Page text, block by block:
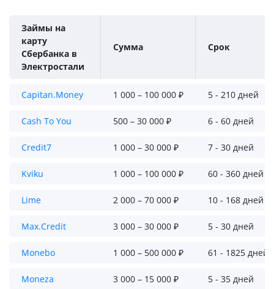
Займы на
карту
Сбербанка в
Электростали
Сумма Срок
Capitan.Money 1 000 – 100 000 ₽ 5 - 210 дней
Cash To You 500 – 30 000 ₽ 6 - 60 дней
Credit7 1 000 – 30 000 ₽ 7 - 30 дней
Kviku 1 000 – 100 000 ₽ 60 - 360 дней
Lime 2 000 – 70 000 ₽ 10 - 168 дней
Max.Credit 3 000 – 30 000 ₽ 5 - 30 дней
Monebo 1 000 – 500 000 ₽ 61 - 1825 дней
Moneza 3 000 – 15 000 ₽ 5 - 35 дней